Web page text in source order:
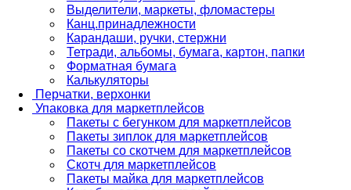
Выделители, маркеты, фломастеры
Канц.принадлежности
Карандаши, ручки, стержни
Тетради, альбомы, бумага, картон, папки
Форматная бумага
Калькуляторы
Перчатки, верхонки
Упаковка для маркетплейсов
Пакеты с бегунком для маркетплейсов
Пакеты зиплок для маркетплейсов
Пакеты со скотчем для маркетплейсов
Скотч для маркетплейсов
Пакеты майка для маркетплейсов